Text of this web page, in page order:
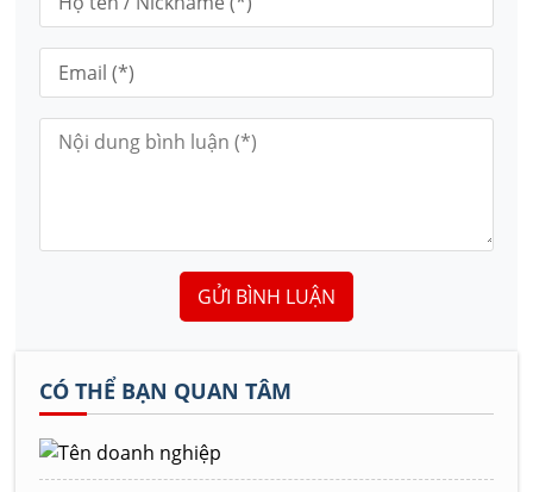
GỬI BÌNH LUẬN
CÓ THỂ BẠN QUAN TÂM